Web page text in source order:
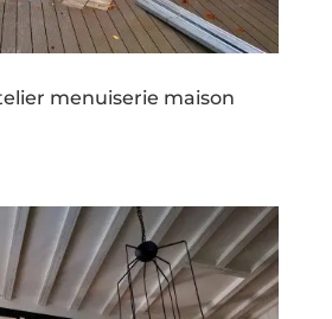
menuiserie maison